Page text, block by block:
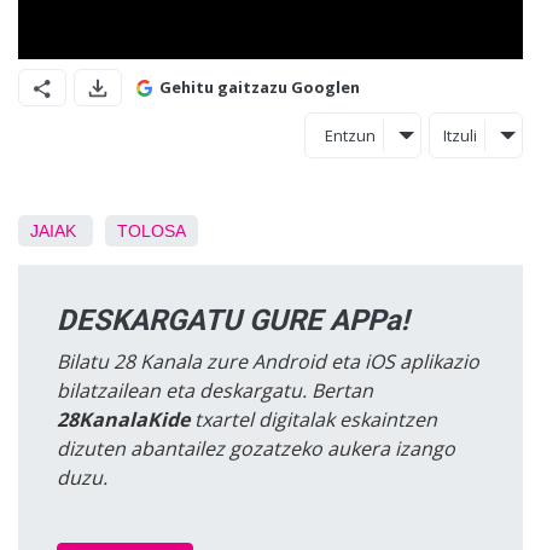
Gehitu gaitzazu Googlen
Entzun Itzuli
JAIAK TOLOSA
DESKARGATU GURE APPa!
Bilatu 28 Kanala zure Android eta iOS aplikazio
bilatzailean eta deskargatu. Bertan
28KanalaKidetxartel digitalak eskaintzen
dizuten abantailez gozatzeko aukera izango
duzu.